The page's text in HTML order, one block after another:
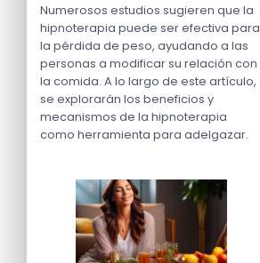
Numerosos estudios sugieren que la
hipnoterapia puede ser efectiva para
la pérdida de peso, ayudando a las
personas a modificar su relación con
la comida. A lo largo de este artículo,
se explorarán los beneficios y
mecanismos de la hipnoterapia
como herramienta para adelgazar.